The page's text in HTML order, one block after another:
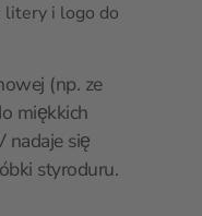
litery i logo do
(np. ze
miękkich
nadaje się
styroduru.